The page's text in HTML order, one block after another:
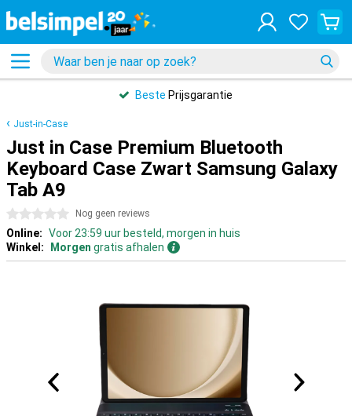
Beste Prijsgarantie
Just-in-Case
Just in Case Premium Bluetooth
Keyboard Case Zwart Samsung Galaxy
Tab A9
0 sterren Nog geen reviews
Online: Voor 23:59 uur besteld, morgen in huis
Winkel:
Morgen gratis afhalen